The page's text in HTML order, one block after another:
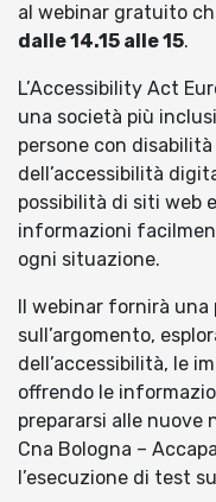
al webinar gratuito
dalle 14.15 alle 15.
L’Accessibility Act
una società più
persone con
dell’accessibilità
possibilità di siti web
informazioni
ogni situazione.
Il webinar fornirà
sull’argomento,
dell’accessibilità, le
offrendo le
prepararsi alle nuove
Cna Bologna –
l’esecuzione di test